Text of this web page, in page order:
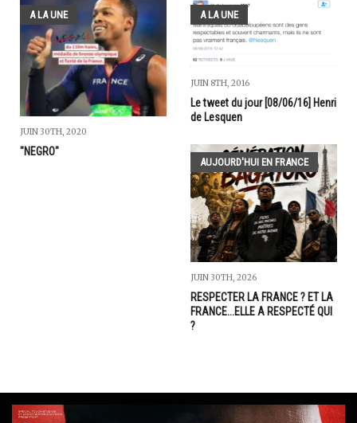
A LA UNE
JUIN 30TH, 2020
"NEGRO"
A LA UNE
JUIN 8TH, 2016
Le tweet du jour [08/06/16] Henri
de Lesquen
AUJOURD'HUI EN FRANCE
JUIN 30TH, 2026
RESPECTER LA FRANCE ? ET LA
FRANCE...ELLE A RESPECTÉ QUI
?